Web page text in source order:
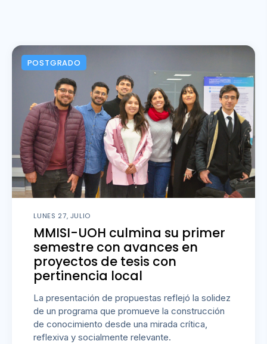
POSTGRADO
LUNES 27, JULIO
MMISI-UOH culmina su primer
semestre con avances en
proyectos de tesis con
pertinencia local
La presentación de propuestas reflejó la solidez
de un programa que promueve la construcción
de conocimiento desde una mirada crítica,
reflexiva y socialmente relevante.